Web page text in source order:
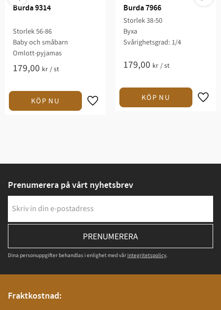
Burda 9314
Storlek 56-86
Baby och småbarn
Omlott-pyjamas
179,00 kr /st
Burda 7966
Storlek 38-50
Byxa
Svårighetsgrad: 1/4​
179,00 kr /st
Prenumerera på vårt nyhetsbrev
PRENUMERERA
Dina personuppgifter behandlas i enlighet med vår integritetspolicy.
Fraktkostnad: